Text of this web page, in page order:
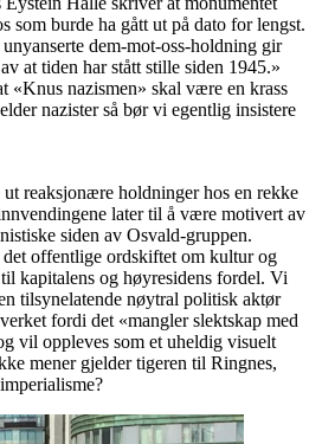
som burde ha gått ut på dato for lengst.
dem-mot-oss-holdning gir
at tiden har stått stille siden 1945.»
«Knus nazismen» skal være en krass
nazister så bør vi egentlig insistere
reaksjonære holdninger hos en rekke
later til å være motivert av
siden av Osvald-gruppen.
offentlige ordskiftet om kultur og
kapitalens og høyresidens fordel. Vi
tilsynelatende nøytral politisk aktør
fordi det «mangler slektskap med
vil oppleves som et uheldig visuelt
mener gjelder tigeren til Ringnes,